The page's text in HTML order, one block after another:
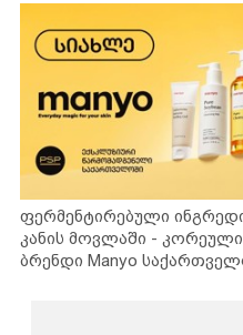
ფერმენტირებული
კანის მოვლაში -
ბრენდი Manyo